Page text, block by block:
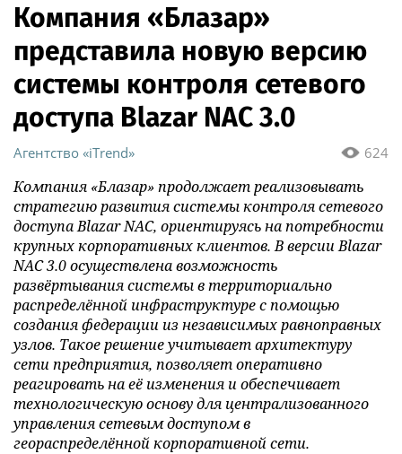
Компания «Блазар»
представила новую версию
системы контроля сетевого
доступа Blazar NAC 3.0
624
Агентство «iTrend»
Компания «Блазар» продолжает реализовывать
стратегию развития системы контроля сетевого
доступа Blazar NAC, ориентируясь на потребности
крупных корпоративных клиентов. В версии Blazar
NAC 3.0 осуществлена возможность
развёртывания системы в территориально
распределённой инфраструктуре с помощью
создания федерации из независимых равноправных
узлов. Такое решение учитывает архитектуру
сети предприятия, позволяет оперативно
реагировать на её изменения и обеспечивает
технологическую основу для централизованного
управления сетевым доступом в
геораспределённой корпоративной сети.